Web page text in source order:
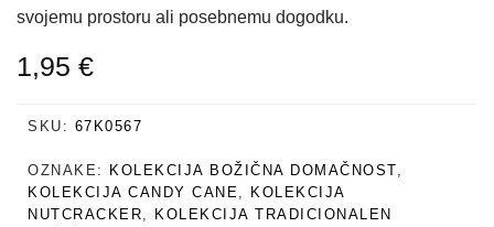
svojemu prostoru ali posebnemu dogodku.
1,95 €
SKU: 67K0567
OZNAKE: KOLEKCIJA BOŽIČNA DOMAČNOST,
KOLEKCIJA CANDY CANE,
KOLEKCIJA
NUTCRACKER,
KOLEKCIJA TRADICIONALEN